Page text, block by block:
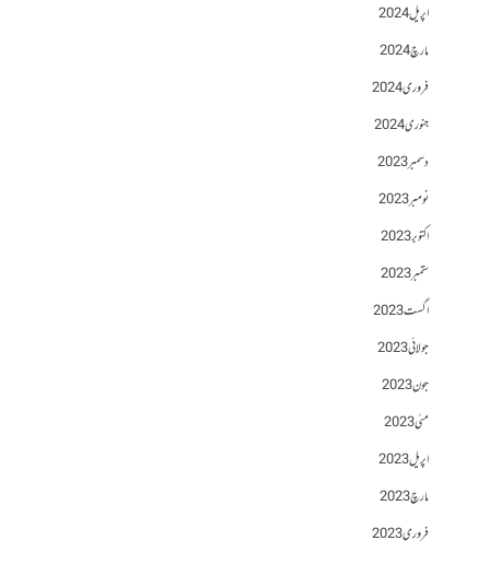
اپریل 2024
مارچ 2024
فروری 2024
جنوری 2024
دسمبر 2023
نومبر 2023
اکتوبر 2023
ستمبر 2023
اگست 2023
جولائی 2023
جون 2023
مئی 2023
اپریل 2023
مارچ 2023
فروری 2023